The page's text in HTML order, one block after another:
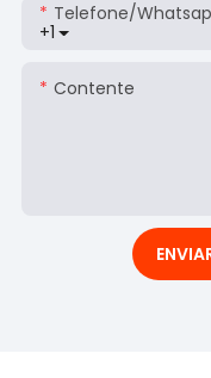
+1
Telefone/
Contente